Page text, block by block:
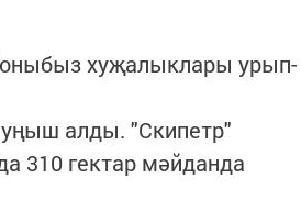
хуҗалыклары урып-
алды. "Скипетр"
310 гектар мәйданда